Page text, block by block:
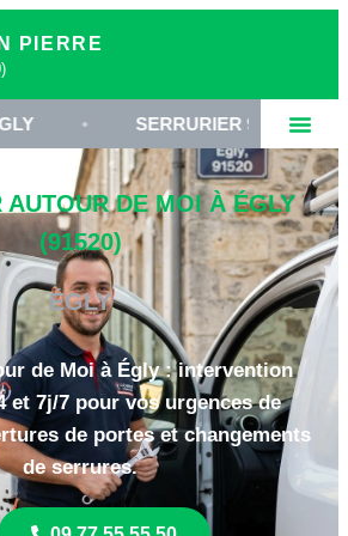
PIERRE
SERRURIER 91520 ESSONNE
AUTOUR DE MOI À ÉGLY
(91520)
ÉGLY
de Moi à Égly : intervention
et 7j/7 pour vos urgences de
de portes et changements
de serrures.